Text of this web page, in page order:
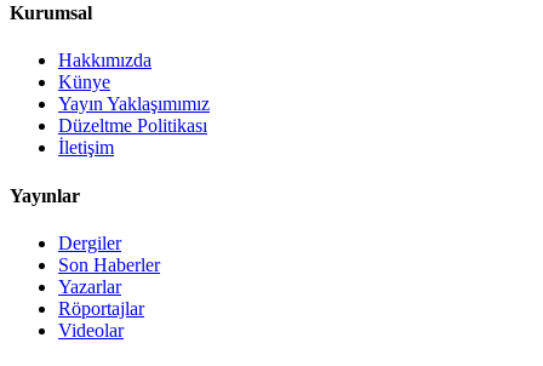
Kurumsal
Hakkımızda
Künye
Yayın Yaklaşımımız
Düzeltme Politikası
İletişim
Yayınlar
Dergiler
Son Haberler
Yazarlar
Röportajlar
Videolar